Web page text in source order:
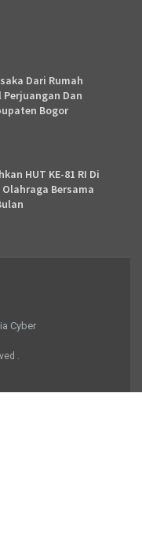
Dari Rumah
Dan
Bogor
HUT KE-81 RI Di
Olahraga Bersama
Cyber